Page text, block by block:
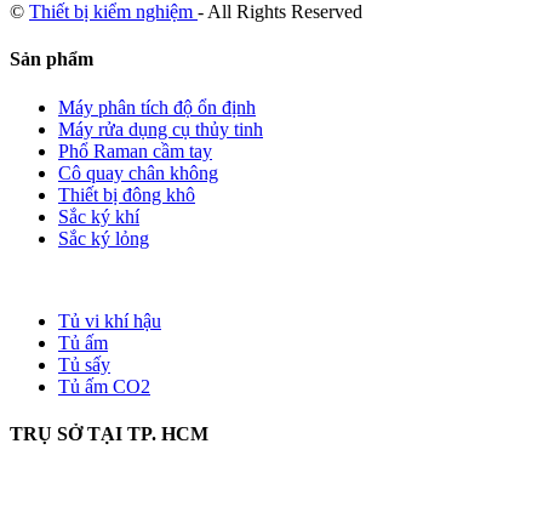
© Thiết bị kiểm nghiệm - All Rights Reserved
Sản phẩm
Máy phân tích độ ổn định
Máy rửa dụng cụ thủy tinh
Phổ Raman cầm tay
Cô quay chân không
Thiết bị đông khô
Sắc ký khí
Sắc ký lỏng
Tủ vi khí hậu
Tủ ấm
Tủ sấy
Tủ ấm CO2
TRỤ SỞ TẠI TP. HCM